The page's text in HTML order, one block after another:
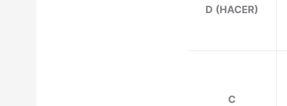
D (HACER)
C